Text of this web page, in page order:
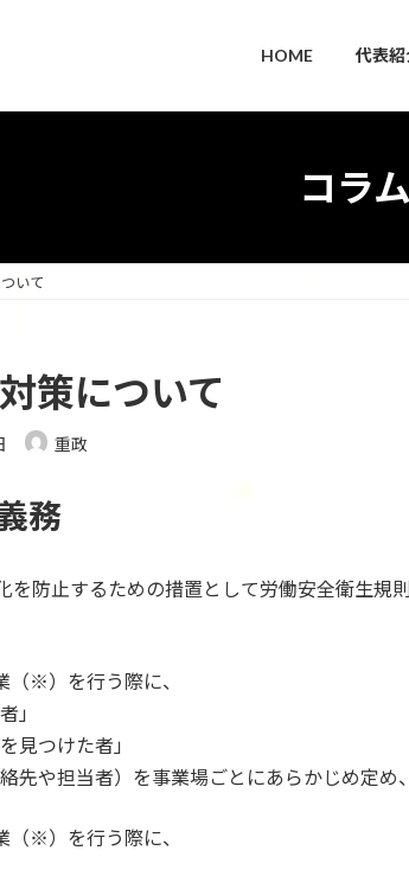
HOME 代表紹
コラム
いて
策について
重政
務
を防止するための措置として労働安全衛生
※）を行う際に、
」
見つけた者」
先や担当者）を事業場ごとにあらかじめ定め
※）を行う際に、